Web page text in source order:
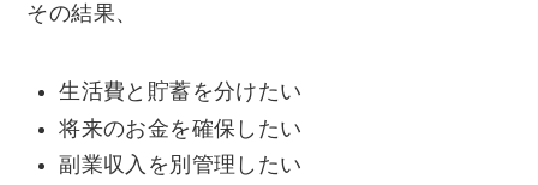
その結果、
生活費と貯蓄を分けたい
将来のお金を確保したい
副業収入を別管理したい